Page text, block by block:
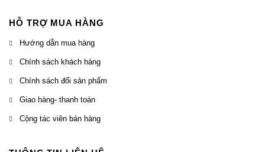
HỖ TRỢ MUA HÀNG
Hướng dẫn mua hàng
Chính sách khách hàng
Chính sách đổi sản phẩm
Giao hàng- thanh toán
Cộng tác viên bán hàng